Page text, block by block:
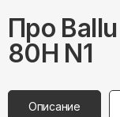
Про Ballu
80H N1
Описание